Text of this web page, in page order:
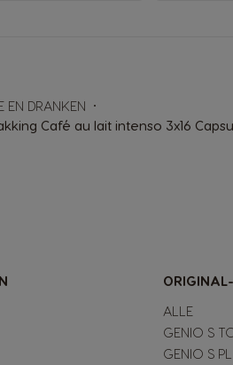
EN DRANKEN
Café au lait intenso 3x16
ALLE
GENIO S
GENIO S